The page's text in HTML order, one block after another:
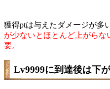
獲得ptは与えたダメージが多
が少ないとほとんど上がら
要。
Lv9999に到達後は下